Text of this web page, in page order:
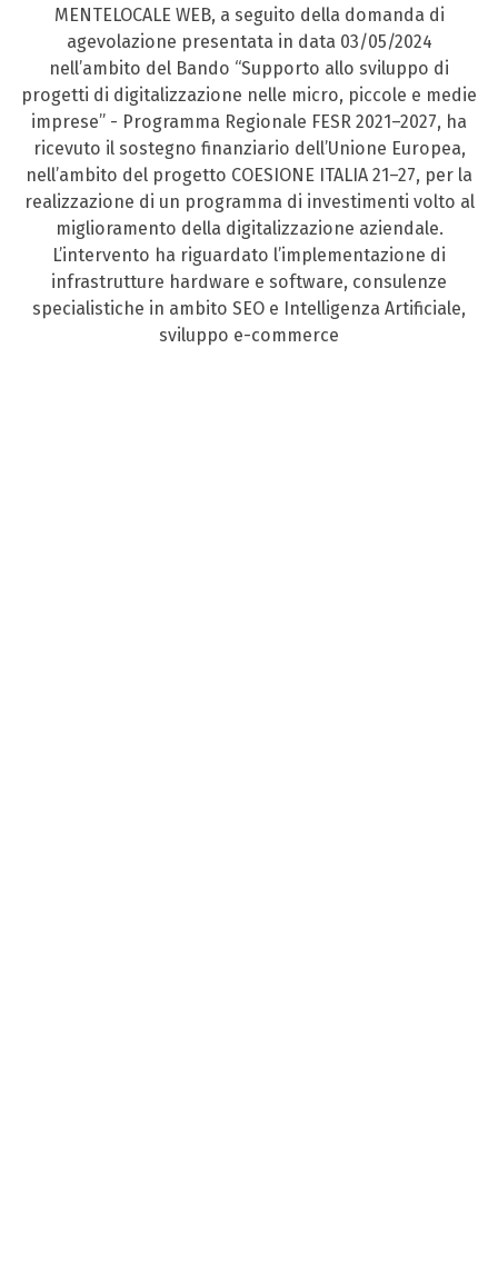
MENTELOCALE WEB, a seguito della domanda di
agevolazione presentata in data 03/05/2024
nell’ambito del Bando “Supporto allo sviluppo di
progetti di digitalizzazione nelle micro, piccole e medie
imprese” - Programma Regionale FESR 2021–2027, ha
ricevuto il sostegno finanziario dell’Unione Europea,
nell’ambito del progetto COESIONE ITALIA 21–27, per la
realizzazione di un programma di investimenti volto al
miglioramento della digitalizzazione aziendale.
L’intervento ha riguardato l’implementazione di
infrastrutture hardware e software, consulenze
specialistiche in ambito SEO e Intelligenza Artificiale,
sviluppo e-commerce